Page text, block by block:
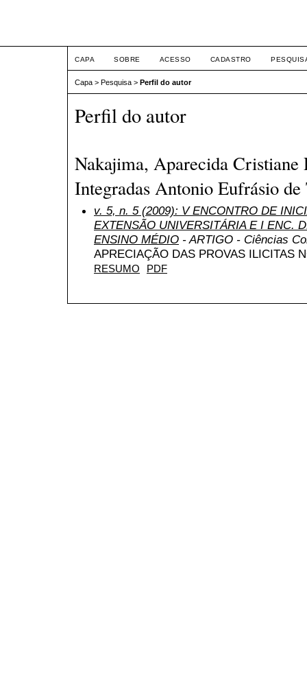
CAPA SOBRE ACESSO CADASTRO
Capa > Pesquisa > Perfil do autor
Perfil do autor
Nakajima, Aparecida Cristiane
Integradas Antonio Eufrásio
v. 5, n. 5 (2009): V ENCONTRO DE
EXTENSÃO UNIVERSITÁRIA E I ENC.
ENSINO MÉDIO - ARTIGO - Ciências
APRECIAÇÃO DAS PROVAS ILICITAS
RESUMO PDF